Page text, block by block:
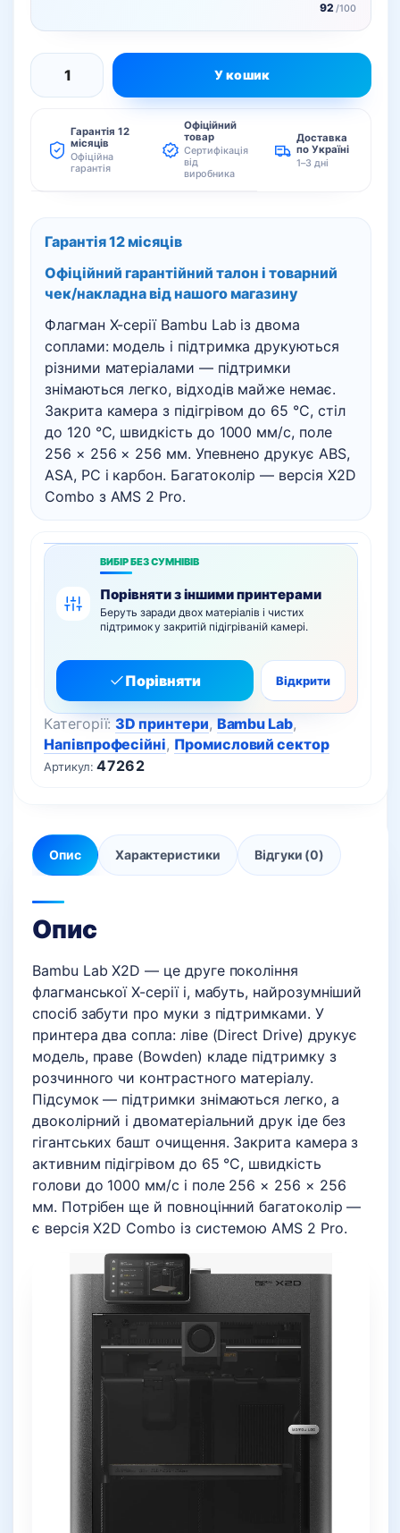
Гарантія 12 місяців
Офіційний гарантійний талон і товарний
чек/накладна від нашого магазину
Флагман X-серії Bambu Lab із двома
соплами: модель і підтримка друкуються
різними матеріалами — підтримки
знімаються легко, відходів майже немає.
Закрита камера з підігрівом до 65 °C, стіл
до 120 °C, швидкість до 1000 мм/с, поле
256 × 256 × 256 мм. Упевнено друкує ABS,
ASA, PC і карбон. Багатоколір — версія X2D
Combo з AMS 2 Pro.
92 /100
Bambu
У кошик
Гарантія 12
місяців
Офіційна
гарантія
Офіційний
товар
Сертифікація
від
виробника
Доставка
по Україні
1–3 дні
ВИБІР БЕЗ СУМНІВІВ
Порівняти з іншими принтерами
Беруть заради двох матеріалів і чистих
підтримок у закритій підігріваній камері.
Порівняти Відкрити
Артикул:47262
Категорії:3D принтери, Bambu Lab,
Напівпрофесійні, Промисловий сектор
Опис Характеристики Відгуки (0)
Опис
Bambu Lab X2D — це друге покоління
флагманської X-серії і, мабуть, найрозумніший
спосіб забути про муки з підтримками. У
принтера два сопла: ліве (Direct Drive) друкує
модель, праве (Bowden) кладе підтримку з
розчинного чи контрастного матеріалу.
Підсумок — підтримки знімаються легко, а
двоколірний і двоматеріальний друк іде без
гігантських башт очищення. Закрита камера з
активним підігрівом до 65 °C, швидкість
голови до 1000 мм/с і поле 256 × 256 × 256
мм. Потрібен ще й повноцінний багатоколір —
є версія X2D Combo із системою AMS 2 Pro.